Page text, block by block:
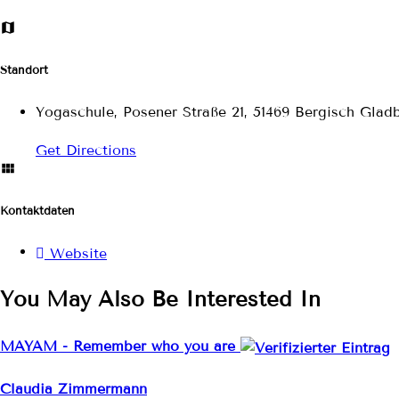
Standort
Yogaschule, Posener Straße 21, 51469 Bergisch
Get Directions
Kontaktdaten
Website
You May Also Be Interested In
MAYAM - Remember who you are
Claudia Zimmermann